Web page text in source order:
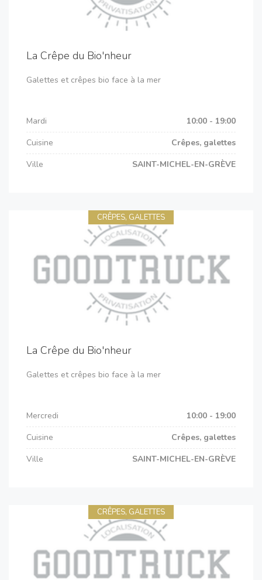
La Crêpe du Bio'nheur
Galettes et crêpes bio face à la mer
Mardi
10:00 - 19:00
Cuisine
Crêpes, galettes
Ville
SAINT-MICHEL-EN-GRÈVE
CRÊPES, GALETTES
La Crêpe du Bio'nheur
Galettes et crêpes bio face à la mer
Mercredi
10:00 - 19:00
Cuisine
Crêpes, galettes
Ville
SAINT-MICHEL-EN-GRÈVE
CRÊPES, GALETTES